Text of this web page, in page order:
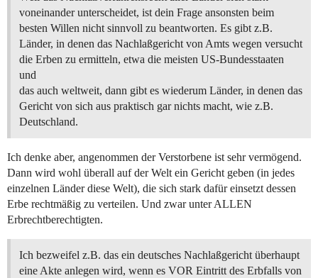
voneinander unterscheidet, ist dein Frage ansonsten beim
besten Willen nicht sinnvoll zu beantworten. Es gibt z.B.
Länder, in denen das Nachlaßgericht von Amts wegen versucht
die Erben zu ermitteln, etwa die meisten US-Bundesstaaten
und
das auch weltweit, dann gibt es wiederum Länder, in denen das
Gericht von sich aus praktisch gar nichts macht, wie z.B.
Deutschland.
Ich denke aber, angenommen der Verstorbene ist sehr vermögend.
Dann wird wohl überall auf der Welt ein Gericht geben (in jedes
einzelnen Länder diese Welt), die sich stark dafür einsetzt dessen
Erbe rechtmäßig zu verteilen. Und zwar unter ALLEN
Erbrechtberechtigten.
Ich bezweifel z.B. das ein deutsches Nachlaßgericht überhaupt
eine Akte anlegen wird, wenn es VOR Eintritt des Erbfalls von